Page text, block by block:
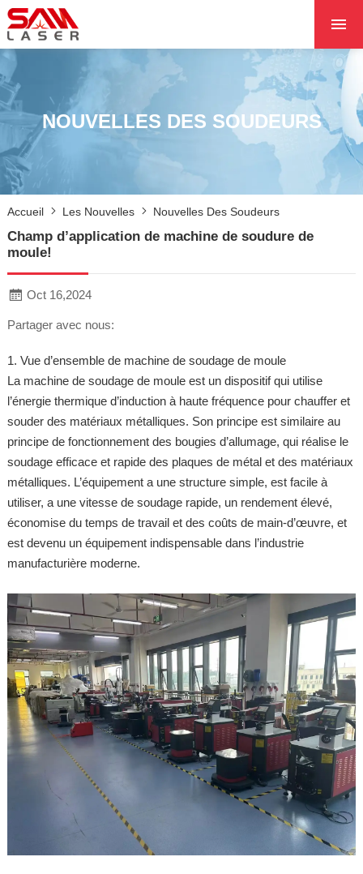
À PROPOS DE
PRODUITS
LES PROJETS
LES NOUVELLES
NOUVELLES DES SOUDEURS
Accueil Les Nouvelles Nouvelles Des Soudeurs
Champ d’application de machine de soudure de
moule!
Oct 16,2024
Partager avec nous:
1. Vue d’ensemble de machine de soudage de moule
La machine de soudage de moule est un dispositif qui utilise
l’énergie thermique d’induction à haute fréquence pour chauffer et
souder des matériaux métalliques. Son principe est similaire au
principe de fonctionnement des bougies d’allumage, qui réalise le
soudage efficace et rapide des plaques de métal et des matériaux
métalliques. L’équipement a une structure simple, est facile à
utiliser, a une vitesse de soudage rapide, un rendement élevé,
économise du temps de travail et des coûts de main-d’œuvre, et
est devenu un équipement indispensable dans l’industrie
manufacturière moderne.